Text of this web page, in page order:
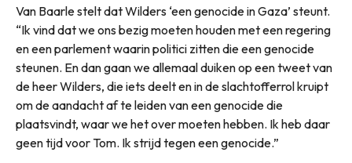
Van Baarle stelt dat Wilders ‘een genocide in Gaza’ steunt.
“Ik vind dat we ons bezig moeten houden met een regering
en een parlement waarin politici zitten die een genocide
steunen. En dan gaan we allemaal duiken op een tweet van
de heer Wilders, die iets deelt en in de slachtofferrol kruipt
om de aandacht af te leiden van een genocide die
plaatsvindt, waar we het over moeten hebben. Ik heb daar
geen tijd voor Tom. Ik strijd tegen een genocide.”